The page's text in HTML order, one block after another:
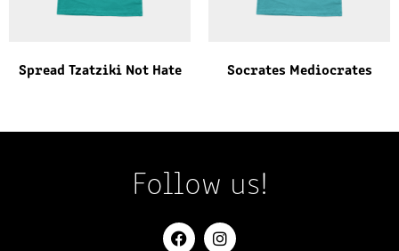
Spread Tzatziki Not Hate Socrates Mediocrates
Follow us!